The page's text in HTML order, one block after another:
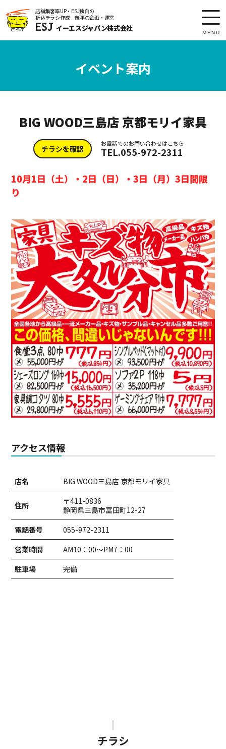
MENU
店舗集客率UP・ESJ独自の
折込チラシ作成 催事の企画・運営
ESJ イーエスジャパン株式会社
イベント案内
BIG WOOD三島店 京都モリイ家具
チラシを確認
お電話でのお問い合わせはこちら
TEL.055-972-2311
10月1日（土）・2日（日）・3日（月）3日間限
り
アクセス情報
店名 BIG WOOD三島店 京都モリイ家具
住所
〒411-0836
静岡県三島市富田町12-27
電話番号
055-972-2311
営業時間
AM10：00～PM7：00
駐車場
完備
チラシ